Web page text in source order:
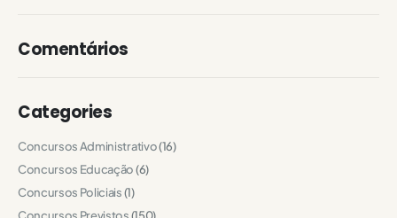
Comentários
Categories
Concursos Administrativo(16)
Concursos Educação(6)
Concursos Policiais(1)